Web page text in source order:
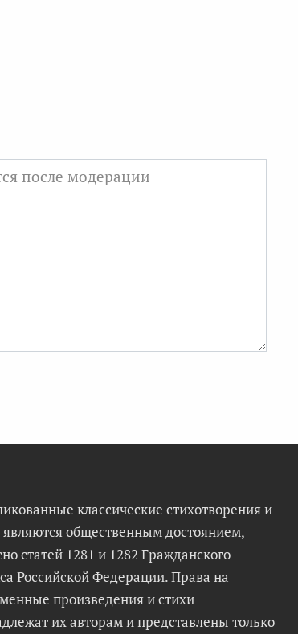
классические стихотворения и
являются общественным достоянием,
статей 1281 и 1282 Гражданского
Российской Федерации. Права на
произведения и стихи
их авторам и представлены только